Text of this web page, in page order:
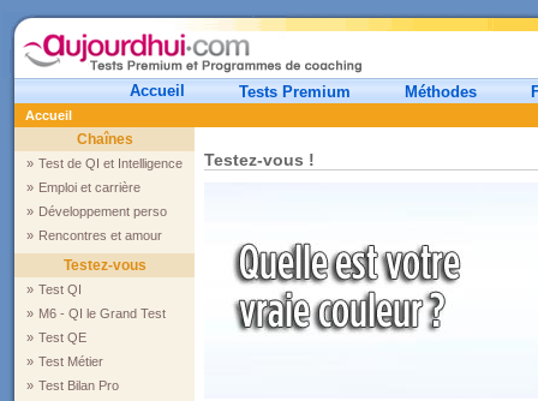
Accueil Tests Premium Méthodes
Accueil
Chaînes
» Test de QI et Intelligence
» Emploi et carrière
» Développement perso
» Rencontres et amour
Testez-vous
» Test QI
» M6 - QI le Grand Test
» Test QE
» Test Métier
» Test Bilan Pro
Testez-vous !